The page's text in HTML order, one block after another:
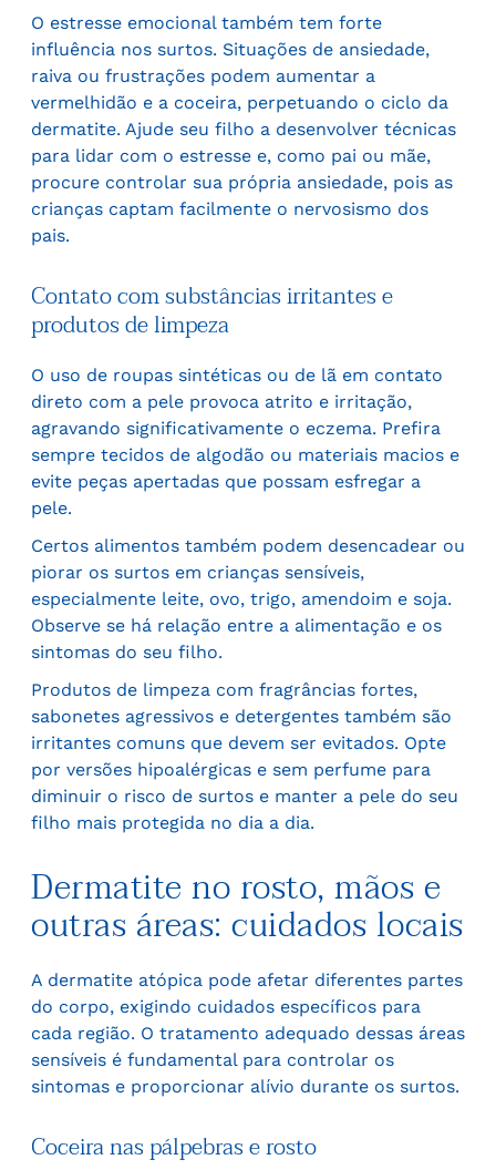
O estresse emocional também tem forte
influência nos surtos. Situações de ansiedade,
raiva ou frustrações podem aumentar a
vermelhidão e a coceira, perpetuando o ciclo da
dermatite. Ajude seu filho a desenvolver técnicas
para lidar com o estresse e, como pai ou mãe,
procure controlar sua própria ansiedade, pois as
crianças captam facilmente o nervosismo dos
pais.
Contato com substâncias irritantes e
produtos de limpeza
O uso de roupas sintéticas ou de lã em contato
direto com a pele provoca atrito e irritação,
agravando significativamente o eczema. Prefira
sempre tecidos de algodão ou materiais macios e
evite peças apertadas que possam esfregar a
pele.
Certos alimentos também podem desencadear ou
piorar os surtos em crianças sensíveis,
especialmente leite, ovo, trigo, amendoim e soja.
Observe se há relação entre a alimentação e os
sintomas do seu filho.
Produtos de limpeza com fragrâncias fortes,
sabonetes agressivos e detergentes também são
irritantes comuns que devem ser evitados. Opte
por versões hipoalérgicas e sem perfume para
diminuir o risco de surtos e manter a pele do seu
filho mais protegida no dia a dia.
Dermatite no rosto, mãos e
outras áreas: cuidados locais
A dermatite atópica pode afetar diferentes partes
do corpo, exigindo cuidados específicos para
cada região. O tratamento adequado dessas áreas
sensíveis é fundamental para controlar os
sintomas e proporcionar alívio durante os surtos.
Coceira nas pálpebras e rosto